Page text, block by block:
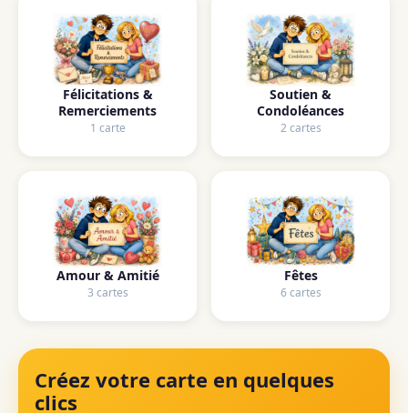
Félicitations &
Remerciements
1 carte
Soutien &
Condoléances
2 cartes
Amour & Amitié
3 cartes
Fêtes
6 cartes
Créez votre carte en quelques
clics